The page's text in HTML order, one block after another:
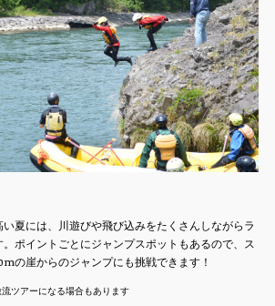
夏には、川遊びや飛び込みをたくさんしながらラ
ポイントごとにジャンプスポットもあるので、ス
の崖からのジャンプにも挑戦できます！
ツアーになる場合もあります